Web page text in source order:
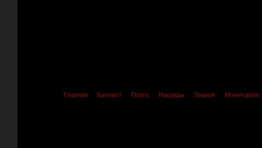
Главная Банлист Поиск Награды Звания Мониторинг